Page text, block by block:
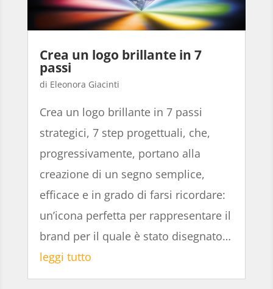
Crea un logo brillante in 7
passi
Eleonora Giacinti
Crea un logo brillante in 7 passi
strategici, 7 step progettuali, che,
progressivamente, portano alla
creazione di un segno semplice,
efficace e in grado di farsi ricordare:
un’icona perfetta per rappresentare il
brand per il quale è stato disegnato…
leggi tutto